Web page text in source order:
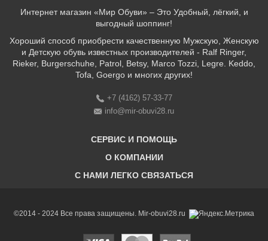
Интернет магазин «Мир Обуви» – Это Удобный, лёгкий, и
выгодный шоппинг!
Хороший способ приобрести качественную Мужскую, Женскую
и Детскую обувь известных производителей - Ralf Ringer,
Rieker, Burgerschuhe, Patrol, Betsy, Marco Tozzi, Legre. Keddo,
Tofa, Goergo и многих других!
+7 (4162) 57-33-77
info@mir-obuvi28.ru
СЕРВИС И ПОМОЩЬ
Бонусная программа
История компании
О КОМПАНИИ
C НАМИ ЛЕГКО СВЯЗАТЬСЯ
©2014 - 2024 Все права защищены. Mir-obuvi28.ru